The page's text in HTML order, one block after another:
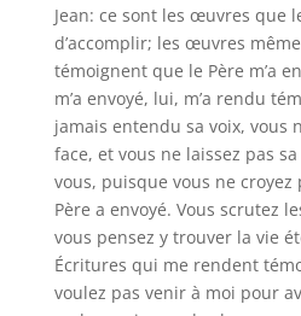
Jean: ce sont les œuvres que
d’accomplir; les œuvres
témoignent que le Père m’a
m’a envoyé, lui, m’a rendu
jamais entendu sa voix, vous
face, et vous ne laissez pas
vous, puisque vous ne croyez
Père a envoyé. Vous scrutez
vous pensez y trouver la vie
Écritures qui me rendent
voulez pas venir à moi pour